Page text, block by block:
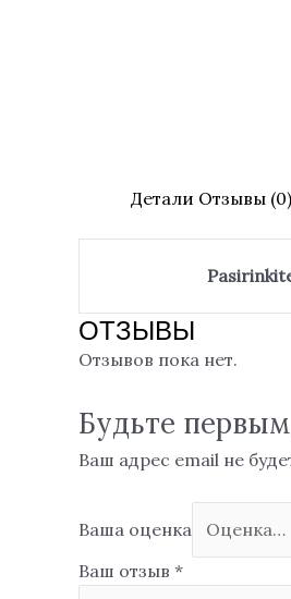
Детали Отзывы (0)
ОТЗЫВЫ
Отзывов пока нет.
Будьте
Ваш адрес email не
Ваша оценка
Ваш отзыв *